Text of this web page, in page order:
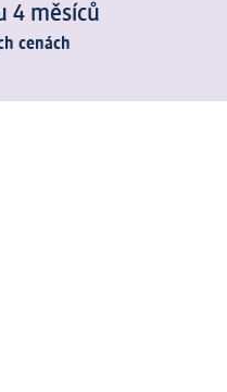
4 měsíců
cenách